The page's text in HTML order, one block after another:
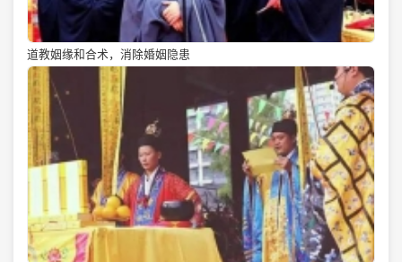
道教姻缘和合术，消除婚姻隐患